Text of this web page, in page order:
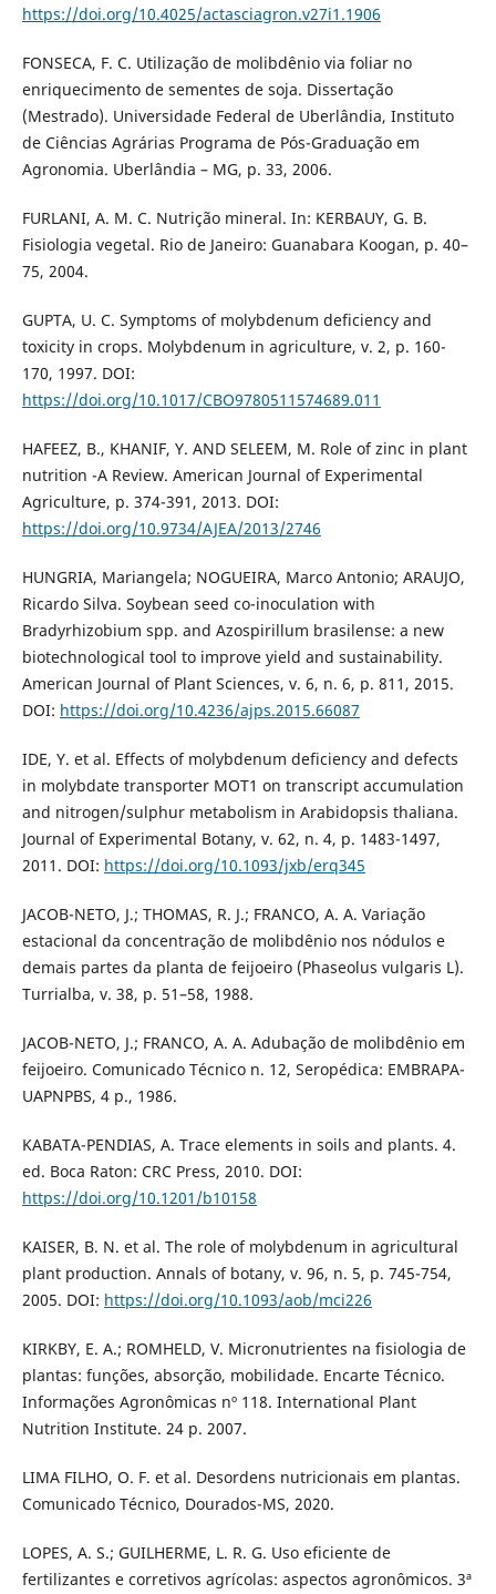
https://doi.org/10.4025/actasciagron.v27i1.1906
FONSECA, F. C. Utilização de molibdênio via foliar no
enriquecimento de sementes de soja. Dissertação
(Mestrado). Universidade Federal de Uberlândia, Instituto
de Ciências Agrárias Programa de Pós-Graduação em
Agronomia. Uberlândia – MG, p. 33, 2006.
FURLANI, A. M. C. Nutrição mineral. In: KERBAUY, G. B.
Fisiologia vegetal. Rio de Janeiro: Guanabara Koogan, p. 40–
75, 2004.
GUPTA, U. C. Symptoms of molybdenum deficiency and
toxicity in crops. Molybdenum in agriculture, v. 2, p. 160-
170, 1997. DOI:
https://doi.org/10.1017/CBO9780511574689.011
HAFEEZ, B., KHANIF, Y. AND SELEEM, M. Role of zinc in plant
nutrition -A Review. American Journal of Experimental
Agriculture, p. 374-391, 2013. DOI:
https://doi.org/10.9734/AJEA/2013/2746
HUNGRIA, Mariangela; NOGUEIRA, Marco Antonio; ARAUJO,
Ricardo Silva. Soybean seed co-inoculation with
Bradyrhizobium spp. and Azospirillum brasilense: a new
biotechnological tool to improve yield and sustainability.
American Journal of Plant Sciences, v. 6, n. 6, p. 811, 2015.
DOI: https://doi.org/10.4236/ajps.2015.66087
IDE, Y. et al. Effects of molybdenum deficiency and defects
in molybdate transporter MOT1 on transcript accumulation
and nitrogen/sulphur metabolism in Arabidopsis thaliana.
Journal of Experimental Botany, v. 62, n. 4, p. 1483-1497,
2011. DOI: https://doi.org/10.1093/jxb/erq345
JACOB-NETO, J.; THOMAS, R. J.; FRANCO, A. A. Variação
estacional da concentração de molibdênio nos nódulos e
demais partes da planta de feijoeiro (Phaseolus vulgaris L).
Turrialba, v. 38, p. 51–58, 1988.
JACOB-NETO, J.; FRANCO, A. A. Adubação de molibdênio em
feijoeiro. Comunicado Técnico n. 12, Seropédica: EMBRAPA-
UAPNPBS, 4 p., 1986.
KABATA-PENDIAS, A. Trace elements in soils and plants. 4.
ed. Boca Raton: CRC Press, 2010. DOI:
https://doi.org/10.1201/b10158
KAISER, B. N. et al. The role of molybdenum in agricultural
plant production. Annals of botany, v. 96, n. 5, p. 745-754,
2005. DOI: https://doi.org/10.1093/aob/mci226
KIRKBY, E. A.; ROMHELD, V. Micronutrientes na fisiologia de
plantas: funções, absorção, mobilidade. Encarte Técnico.
Informações Agronômicas nº 118. International Plant
Nutrition Institute. 24 p. 2007.
LIMA FILHO, O. F. et al. Desordens nutricionais em plantas.
Comunicado Técnico, Dourados-MS, 2020.
LOPES, A. S.; GUILHERME, L. R. G. Uso eficiente de
fertilizantes e corretivos agrícolas: aspectos agronômicos. 3ª